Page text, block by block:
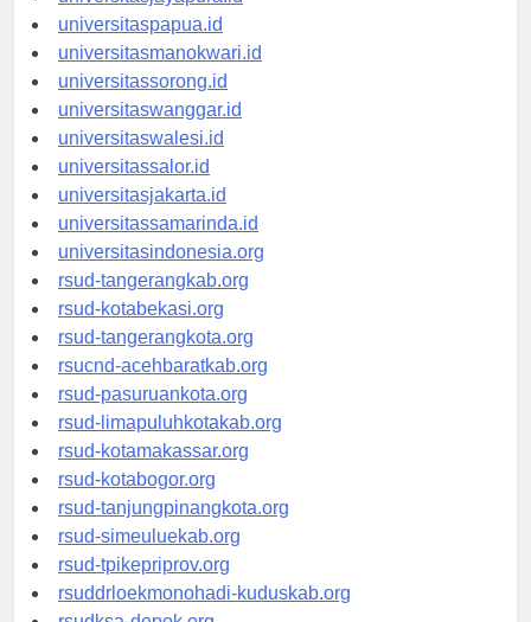
universitasjayapura.id
universitaspapua.id
universitasmanokwari.id
universitassorong.id
universitaswanggar.id
universitaswalesi.id
universitassalor.id
universitasjakarta.id
universitassamarinda.id
universitasindonesia.org
rsud-tangerangkab.org
rsud-kotabekasi.org
rsud-tangerangkota.org
rsucnd-acehbaratkab.org
rsud-pasuruankota.org
rsud-limapuluhkotakab.org
rsud-kotamakassar.org
rsud-kotabogor.org
rsud-tanjungpinangkota.org
rsud-simeuluekab.org
rsud-tpikepriprov.org
rsuddrloekmonohadi-kuduskab.org